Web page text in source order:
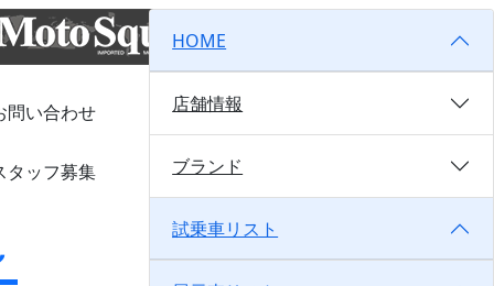
問い合わせ
タッフ募集
HOME
店舗情報
ブランド
試乗車リスト